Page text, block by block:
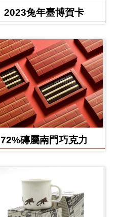
2023兔年臺博賀卡
72%磚屬南門巧克力